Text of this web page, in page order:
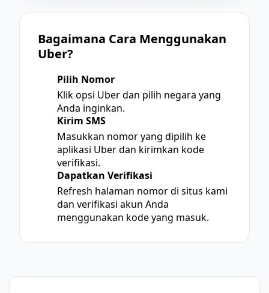
Bagaimana Cara Menggunakan
Uber?
Pilih Nomor
Klik opsi Uber dan pilih negara yang
Anda inginkan.
Kirim SMS
Masukkan nomor yang dipilih ke
aplikasi Uber dan kirimkan kode
verifikasi.
Dapatkan Verifikasi
Refresh halaman nomor di situs kami
dan verifikasi akun Anda
menggunakan kode yang masuk.